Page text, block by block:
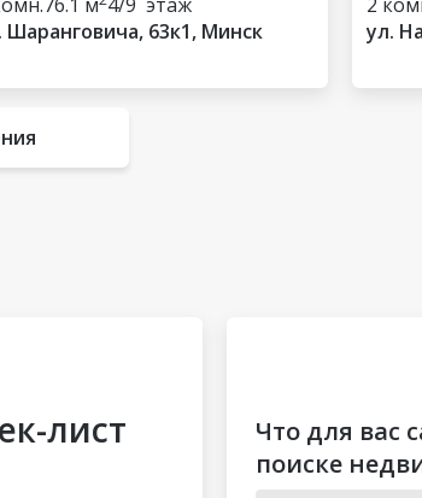
Шаранговича, 63к1, Минск
ул.
лист
Что для вас
поиске